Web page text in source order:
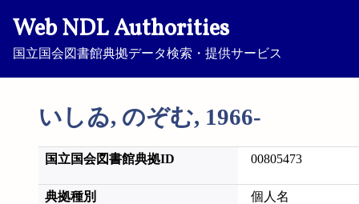
Web NDL Authorities
国立国会図書館典拠データ検索・提供サービス
いしゐ, のぞむ, 1966-
国立国会図書館典拠ID 00805473
典拠種別 個人名